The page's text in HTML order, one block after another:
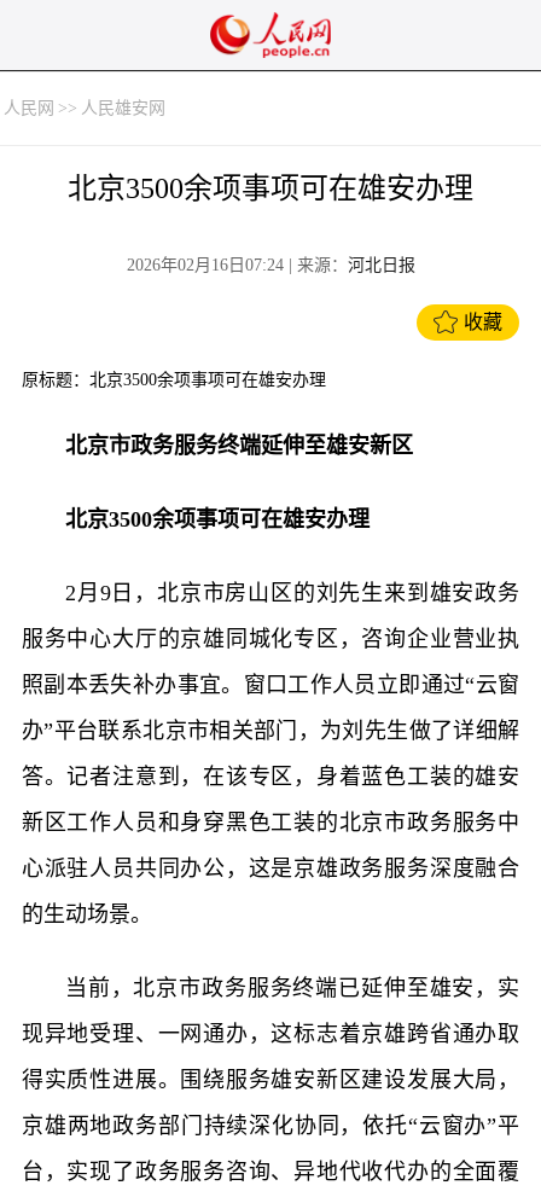
人民网 >> 人民雄安网
北京3500余项事项可在雄安办理
2026年02月16日07:24| 来源： 河北日报
收藏
原标题：北京3500余项事项可在雄安办理
北京市政务服务终端延伸至雄安新区
北京3500余项事项可在雄安办理
2月9日，北京市房山区的刘先生来到雄安政务
服务中心大厅的京雄同城化专区，咨询企业营业执
照副本丢失补办事宜。窗口工作人员立即通过“云窗
办”平台联系北京市相关部门，为刘先生做了详细解
答。记者注意到，在该专区，身着蓝色工装的雄安
新区工作人员和身穿黑色工装的北京市政务服务中
心派驻人员共同办公，这是京雄政务服务深度融合
的生动场景。
当前，北京市政务服务终端已延伸至雄安，实
现异地受理、一网通办，这标志着京雄跨省通办取
得实质性进展。围绕服务雄安新区建设发展大局，
京雄两地政务部门持续深化协同，依托“云窗办”平
台，实现了政务服务咨询、异地代收代办的全面覆